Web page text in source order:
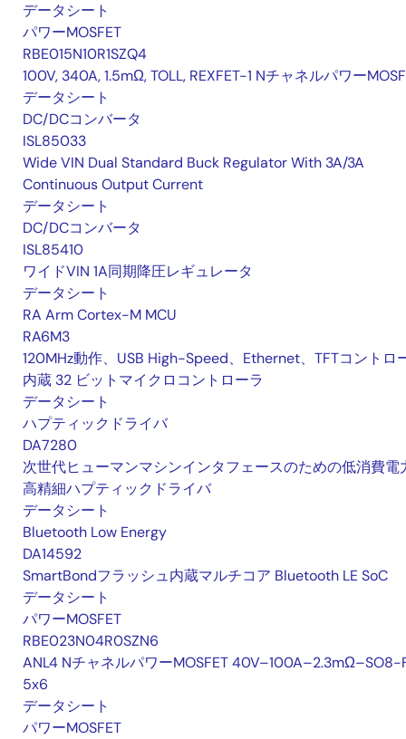
データシート
パワーMOSFET
RBE015N10R1SZQ4
100V, 340A, 1.5mΩ, TOLL, REXFET-1 Nチャネルパワー
データシート
DC/DCコンバータ
ISL85033
Wide VIN Dual Standard Buck Regulator With 3A/3A
Continuous Output Current
データシート
DC/DCコンバータ
ISL85410
ワイドVIN 1A同期降圧レギュレータ
データシート
RA Arm Cortex-M MCU
RA6M3
120MHz動作、USB High-Speed、Ethernet、TFTコントロ
内蔵 32 ビットマイクロコントローラ
データシート
ハプティックドライバ
DA7280
次世代ヒューマンマシンインタフェースのための低消費電
高精細ハプティックドライバ
データシート
Bluetooth Low Energy
DA14592
SmartBondフラッシュ内蔵マルチコア Bluetooth LE SoC
データシート
パワーMOSFET
RBE023N04R0SZN6
ANL4 NチャネルパワーMOSFET 40V–100A–2.3mΩ–SO8-
5x6
データシート
パワーMOSFET